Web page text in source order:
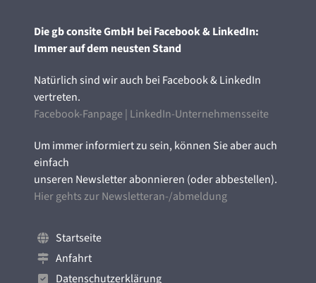
Die gb consite GmbH bei Facebook & LinkedIn:
Immer auf dem neusten Stand
Natürlich sind wir auch bei Facebook & LinkedIn
vertreten.
Facebook-Fanpage| LinkedIn-Unternehmensseite
Um immer informiert zu sein, können Sie aber auch
einfach
unseren Newsletter abonnieren (oder abbestellen).
Hier gehts zur Newsletteran-/abmeldung
Startseite
Anfahrt
Datenschutzerklärung